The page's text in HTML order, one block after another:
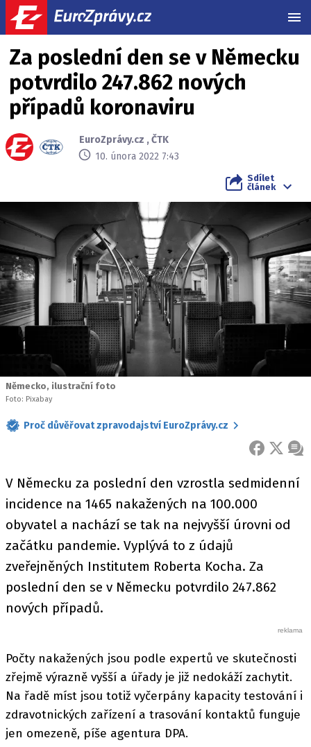
Za poslední den se v Německu
potvrdilo 247.862 nových
případů koronaviru
EuroZprávy.cz ,ČTK
10. února 2022 7:43
Sdílet
článek
Německo, ilustrační foto
Foto: Pixabay
Proč důvěřovat zpravodajství EuroZprávy.cz
FACEBOOK
X
V Německu za poslední den vzrostla sedmidenní
incidence na 1465 nakažených na 100.000
obyvatel a nachází se tak na nejvyšší úrovni od
začátku pandemie. Vyplývá to z údajů
zveřejněných Institutem Roberta Kocha. Za
poslední den se v Německu potvrdilo 247.862
nových případů.
Počty nakažených jsou podle expertů ve skutečnosti
zřejmě výrazně vyšší a úřady je již nedokáží zachytit.
Na řadě míst jsou totiž vyčerpány kapacity testování i
zdravotnických zařízení a trasování kontaktů funguje
jen omezeně, píše agentura DPA.